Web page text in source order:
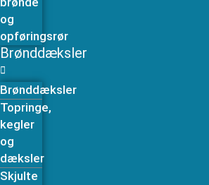
og
opføringsrør
Brønddæksler
Brønddæksler
Topringe,
kegler
og
dæksler
Skjulte